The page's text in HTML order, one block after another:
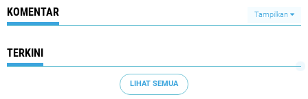
KOMENTAR Tampilkan
TERKINI
LIHAT SEMUA